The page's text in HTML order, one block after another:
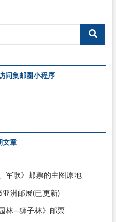
问集邮圈小程序
文章
军歌》邮票的主图原地
洲邮展(已更新)
林—狮子林》邮票